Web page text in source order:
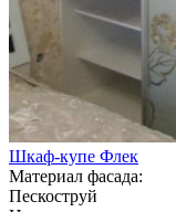
Шкаф-купе Флек
Материал фасада:
Пескоструй